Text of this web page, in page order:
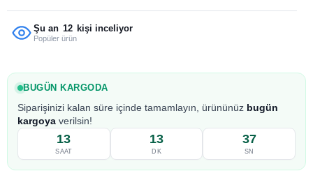
Şu an 12 kişi inceliyor
Popüler ürün
BUGÜN KARGODA
Siparişinizi kalan süre içinde tamamlayın, ürününüz bugün
kargoya verilsin!
13
SAAT
13
DK
36
SN